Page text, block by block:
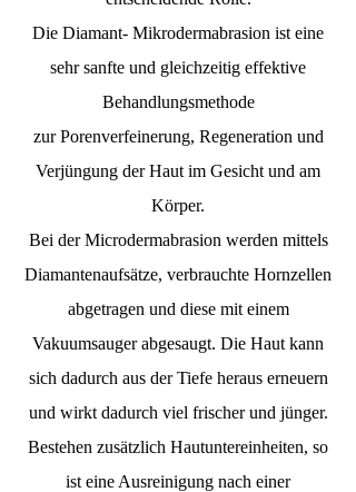
Die Diamant- Mikrodermabrasion ist eine
sehr sanfte und gleichzeitig effektive
Behandlungsmethode
zur Porenverfeinerung, Regeneration und
Verjüngung der Haut im Gesicht und am
Körper.
Bei der Microdermabrasion werden mittels
Diamantenaufsätze, verbrauchte Hornzellen
abgetragen und diese mit einem
Vakuumsauger abgesaugt. Die Haut kann
sich dadurch aus der Tiefe heraus erneuern
und wirkt dadurch viel frischer und jünger.
Bestehen zusätzlich Hautuntereinheiten, so
ist eine Ausreinigung nach einer